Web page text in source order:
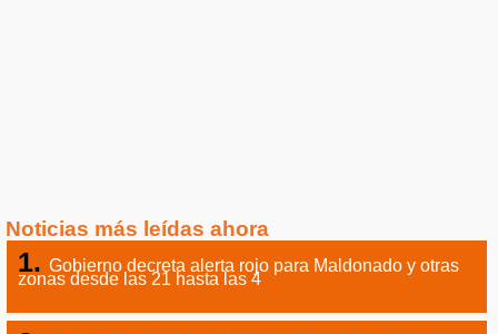
Noticias más leídas ahora
Gobierno decreta alerta rojo para Maldonado y otras
zonas desde las 21 hasta las 4